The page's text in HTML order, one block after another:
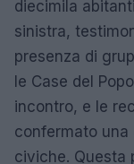
diecimila
sinistra,
presenza di
le Case del
incontro, e le
confermato
civiche. Questa